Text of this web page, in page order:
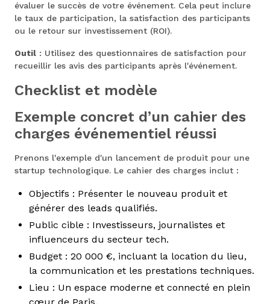
évaluer le succès de votre événement. Cela peut inclure
le taux de participation, la satisfaction des participants
ou le retour sur investissement (ROI).
Outil : Utilisez des questionnaires de satisfaction pour
recueillir les avis des participants après l'événement.
Checklist et modèle
Exemple concret d’un cahier des
charges événementiel réussi
Prenons l'exemple d'un lancement de produit pour une
startup technologique. Le cahier des charges inclut :
Objectifs : Présenter le nouveau produit et
générer des leads qualifiés.
Public cible : Investisseurs, journalistes et
influenceurs du secteur tech.
Budget : 20 000 €, incluant la location du lieu,
la communication et les prestations techniques.
Lieu : Un espace moderne et connecté en plein